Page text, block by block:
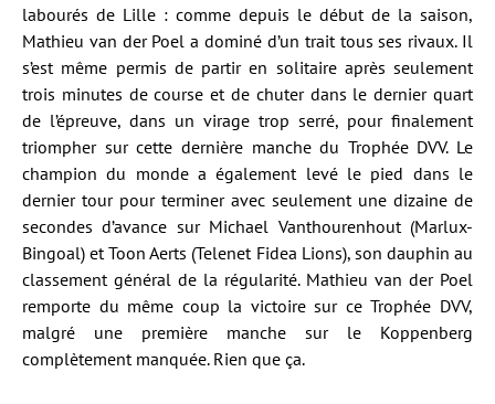
labourés de Lille : comme depuis le début de la saison,
Mathieu van der Poel a dominé d’un trait tous ses rivaux. Il
s’est même permis de partir en solitaire après seulement
trois minutes de course et de chuter dans le dernier quart
de l’épreuve, dans un virage trop serré, pour finalement
triompher sur cette dernière manche du Trophée DVV. Le
champion du monde a également levé le pied dans le
dernier tour pour terminer avec seulement une dizaine de
secondes d’avance sur Michael Vanthourenhout (Marlux-
Bingoal) et Toon Aerts (Telenet Fidea Lions), son dauphin au
classement général de la régularité. Mathieu van der Poel
remporte du même coup la victoire sur ce Trophée DVV,
malgré une première manche sur le Koppenberg
complètement manquée. Rien que ça.